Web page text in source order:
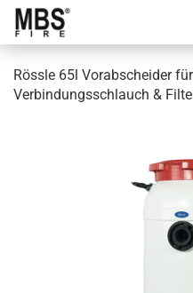
Rössle 65l Vorabscheider
Verbindungsschlauch &